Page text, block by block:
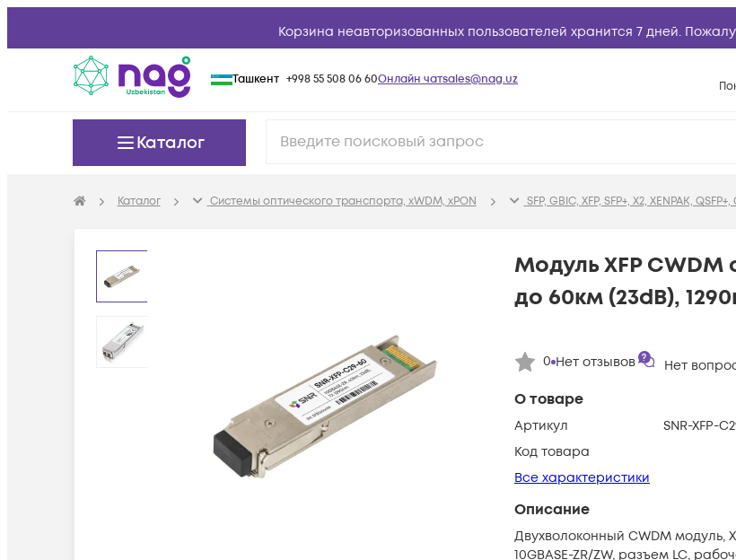
Корзина неавторизованных пользователей хранится 7 дней.
Ташкент +998 55 508 06 60Онлайн чатsales@nag.uz
Каталог
Каталог Системы оптического транспорта, xWDM, xPON SFP, GBIC, XFP, SFP+, X2, XENPAK,
О товаре
Артикул
SNR-XFP-
Код товара
Все характеристики
Описание
Двухволоконный CWDM модуль,
10GBASE-ZR/ZW, разъем LC,
Модуль XFP CWDM
до 60км (23dB),
0 Нет отзывов Нет